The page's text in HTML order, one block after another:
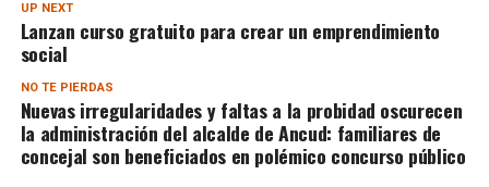
UP NEXT
Lanzan curso gratuito para crear un emprendimiento
social
NO TE PIERDAS
Nuevas irregularidades y faltas a la probidad oscurecen
la administración del alcalde de Ancud: familiares de
concejal son beneficiados en polémico concurso público